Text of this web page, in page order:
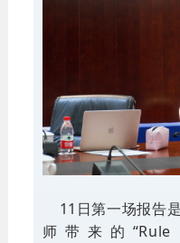
11日第一场报告
师带来的“Rule